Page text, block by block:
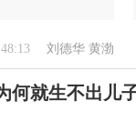
刘德华 黄渤
何就生不出儿